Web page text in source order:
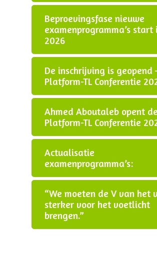
Beproevingsfase nieuwe
examenprogramma’s start
2026
De inschrijving is geopend
Platform-TL Conferentie
Ahmed Aboutaleb opent de
Platform-TL Conferentie
Actualisatie
examenprogramma’s:
“We moeten de V van het
sterker voor het voetlicht
brengen.”